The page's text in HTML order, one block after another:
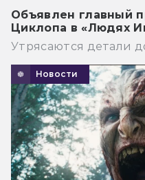
Объявлен главный
Циклопа в «Людях
Утрясаются детали
Новости